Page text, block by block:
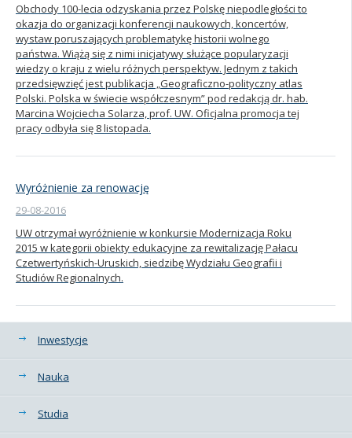
Obchody 100-lecia odzyskania przez Polskę niepodległości to
okazja do organizacji konferencji naukowych, koncertów,
wystaw poruszających problematykę historii wolnego
państwa. Wiążą się z nimi inicjatywy służące popularyzacji
wiedzy o kraju z wielu różnych perspektyw. Jednym z takich
przedsięwzięć jest publikacja „Geograficzno-polityczny atlas
Polski. Polska w świecie współczesnym” pod redakcją dr. hab.
Marcina Wojciecha Solarza, prof. UW. Oficjalna promocja tej
pracy odbyła się 8 listopada.
Wyróżnienie za renowację
29-08-2016
UW otrzymał wyróżnienie w konkursie Modernizacja Roku
2015 w kategorii obiekty edukacyjne za rewitalizację Pałacu
Czetwertyńskich-Uruskich, siedzibę Wydziału Geografii i
Studiów Regionalnych.
Kategorie
Inwestycje
Nauka
Studia